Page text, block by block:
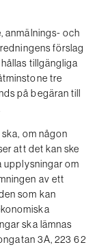
anmälnings- och
förslag
tillgängliga
tre
på begäran till
om någon
att det kan ske
upplysningar om
av ett
som kan
ska lämnas
3A, 223 62